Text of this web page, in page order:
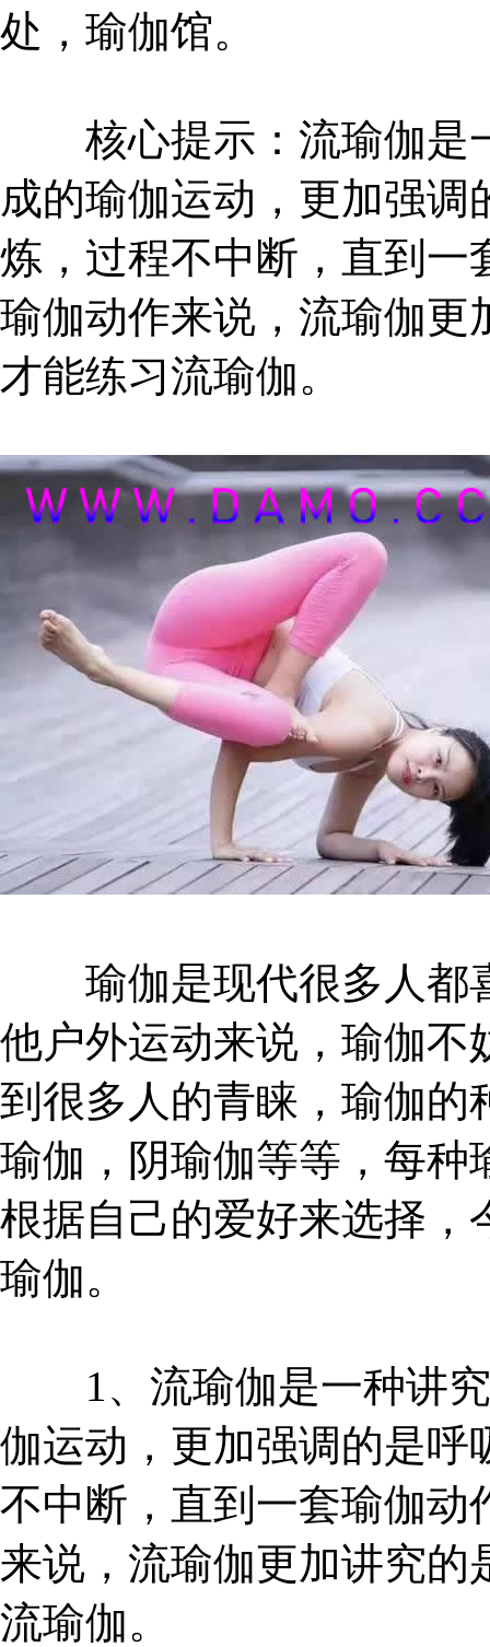
处，瑜伽馆。
核心提示：流瑜伽是
成的瑜伽运动，更加强
炼，过程不中断，直到一
瑜伽动作来说，流瑜伽更
才能练习流瑜伽。
瑜伽是现代很多人都
他户外运动来说，瑜伽不
到很多人的青睐，瑜伽的
瑜伽，阴瑜伽等等，每种
根据自己的爱好来选择，
瑜伽。
1、流瑜伽是一种讲究
伽运动，更加强调的是呼
不中断，直到一套瑜伽动
来说，流瑜伽更加讲究的
流瑜伽。